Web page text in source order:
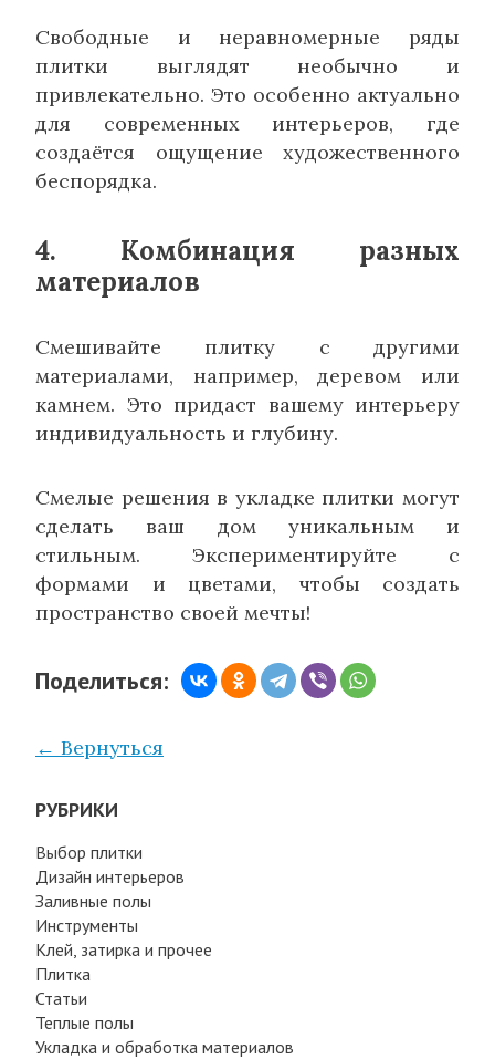
Свободные и неравномерные ряды
плитки выглядят необычно и
привлекательно. Это особенно актуально
для современных интерьеров, где
создаётся ощущение художественного
беспорядка.
4. Комбинация разных
материалов
Смешивайте плитку с другими
материалами, например, деревом или
камнем. Это придаст вашему интерьеру
индивидуальность и глубину.
Смелые решения в укладке плитки могут
сделать ваш дом уникальным и
стильным. Экспериментируйте с
формами и цветами, чтобы создать
пространство своей мечты!
Поделиться:
← Вернуться
РУБРИКИ
Выбор плитки
Дизайн интерьеров
Заливные полы
Инструменты
Клей, затирка и прочее
Плитка
Статьи
Теплые полы
Укладка и обработка материалов